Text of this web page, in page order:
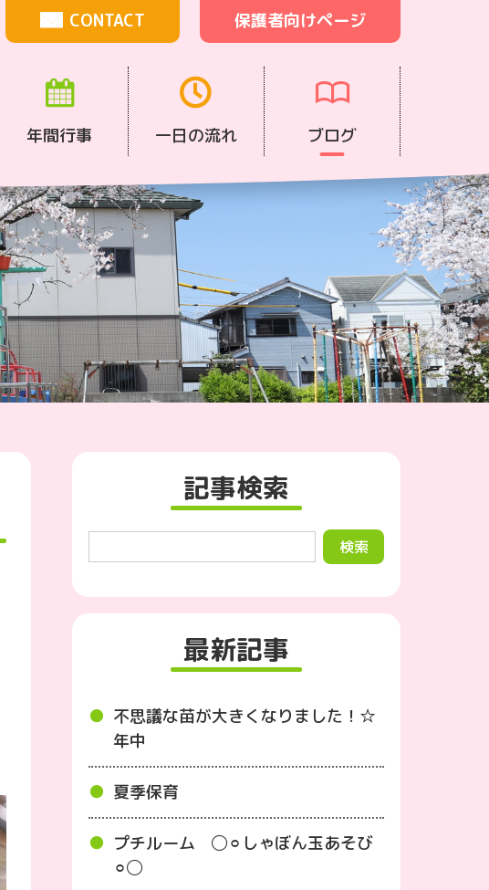
CONTACT 保護者向けページ
年間行事 一日の流れ ブログ
記事検索
最新記事
不思議な苗が大きくなりました！☆
年中
夏季保育
プチルーム ◯⚪︎しゃぼん玉あそび
⚪︎◯